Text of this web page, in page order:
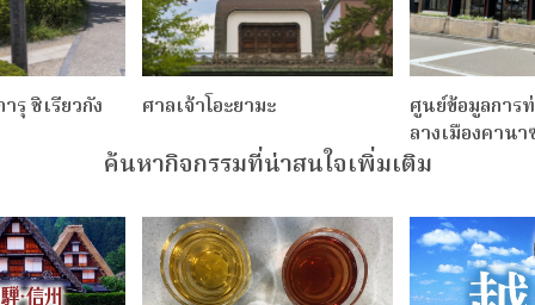
ชิเรียวกัง ศาลเจ้าโอะยามะ
ศูนย์ข้อมูลการ
ลางเมืองคานา
ค้นหากิจกรรมที่น่าสนใจเพิ่มเติม